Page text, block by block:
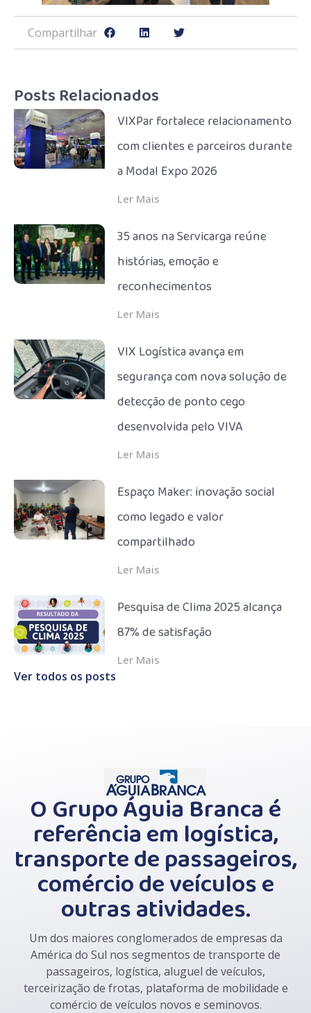
Compartilhar
Posts Relacionados
VIXPar fortalece relacionamento
com clientes e parceiros durante
a Modal Expo 2026
Ler Mais
35 anos na Servicarga reúne
histórias, emoção e
reconhecimentos
Ler Mais
VIX Logística avança em
segurança com nova solução de
detecção de ponto cego
desenvolvida pelo VIVA
Ler Mais
Espaço Maker: inovação social
como legado e valor
compartilhado
Ler Mais
Pesquisa de Clima 2025 alcança
87% de satisfação
Ler Mais
Ver todos os posts
O Grupo Águia Branca é
referência em logística,
transporte de passageiros,
comércio de veículos e
outras atividades.
Um dos maiores conglomerados de empresas da
América do Sul nos segmentos de transporte de
passageiros, logística, aluguel de veículos,
terceirização de frotas, plataforma de mobilidade e
comércio de veículos novos e seminovos.